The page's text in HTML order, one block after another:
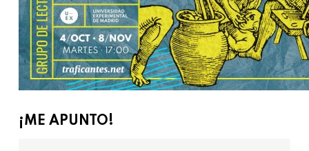
¡ME APUNTO!